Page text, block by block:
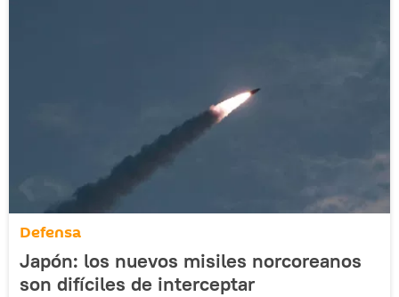
Defensa
Japón: los nuevos misiles norcoreanos
son difíciles de interceptar